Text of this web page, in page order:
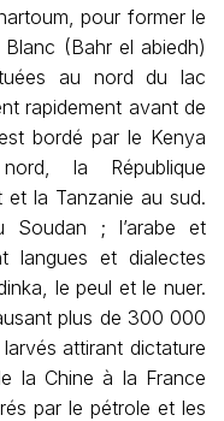
pour former le
(Bahr el abiedh)
au nord du lac
rapidement avant de
bordé par le Kenya
la République
et la Tanzanie au sud.
Soudan ; l’arabe et
langues et dialectes
le peul et le nuer.
plus de 300 000
attirant dictature
la Chine à la France
par le pétrole et les